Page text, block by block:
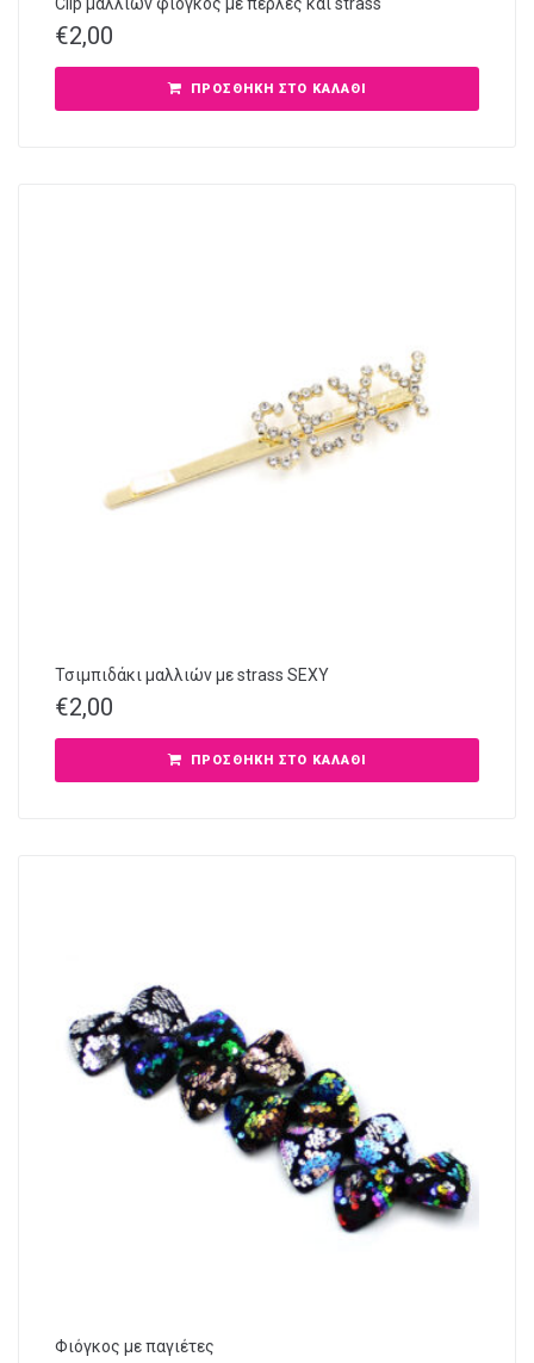
Clip μαλλιών φιόγκος με πέρλες και strass
€2,00
ΠΡΟΣΘΉΚΗ ΣΤΟ ΚΑΛΆΘΙ
Τσιμπιδάκι μαλλιών με strass SEXY
€2,00
ΠΡΟΣΘΉΚΗ ΣΤΟ ΚΑΛΆΘΙ
Φιόγκος με παγιέτες